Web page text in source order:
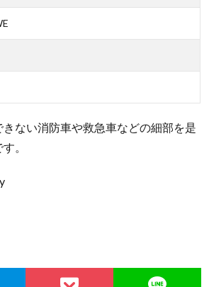
ない消防車や救急車などの細部を是
。